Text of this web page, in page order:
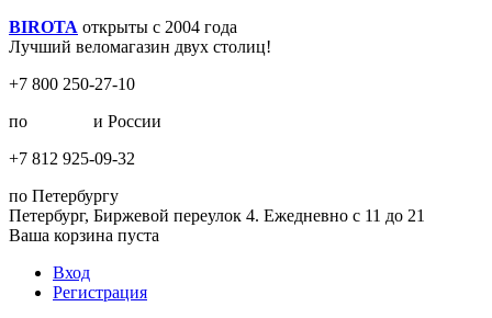
BIROTA открыты с 2004 года
Лучший веломагазин двух столиц!
+7 800 250-27-10
по
и России
+7 812 925-09-32
по Петербургу
Петербург, Биржевой переулок 4. Ежедневно с 11 до 21
Ваша корзина пуста
Вход
Регистрация